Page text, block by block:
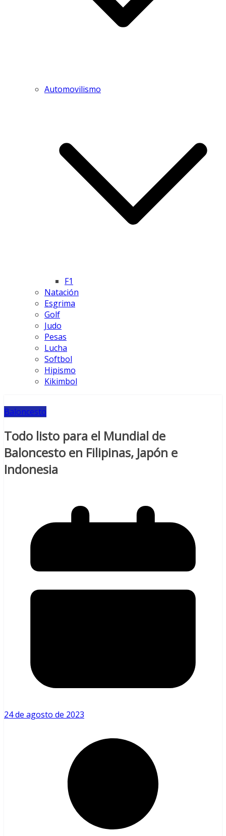
Automovilismo
F1
Natación
Esgrima
Golf
Judo
Pesas
Lucha
Softbol
Hipismo
Kikimbol
Baloncesto
Todo listo para el Mundial de
Baloncesto en Filipinas, Japón e
Indonesia
24 de agosto de 2023